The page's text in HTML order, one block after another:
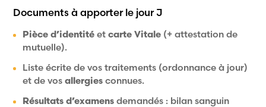
Documents à apporter le jour J
Pièce d’identité etcarte Vitale (+ attestation de
mutuelle).
Liste écrite de vos traitements (ordonnance à jour)
et de vosallergies connues.
Résultats d’examens demandés : bilan sanguin